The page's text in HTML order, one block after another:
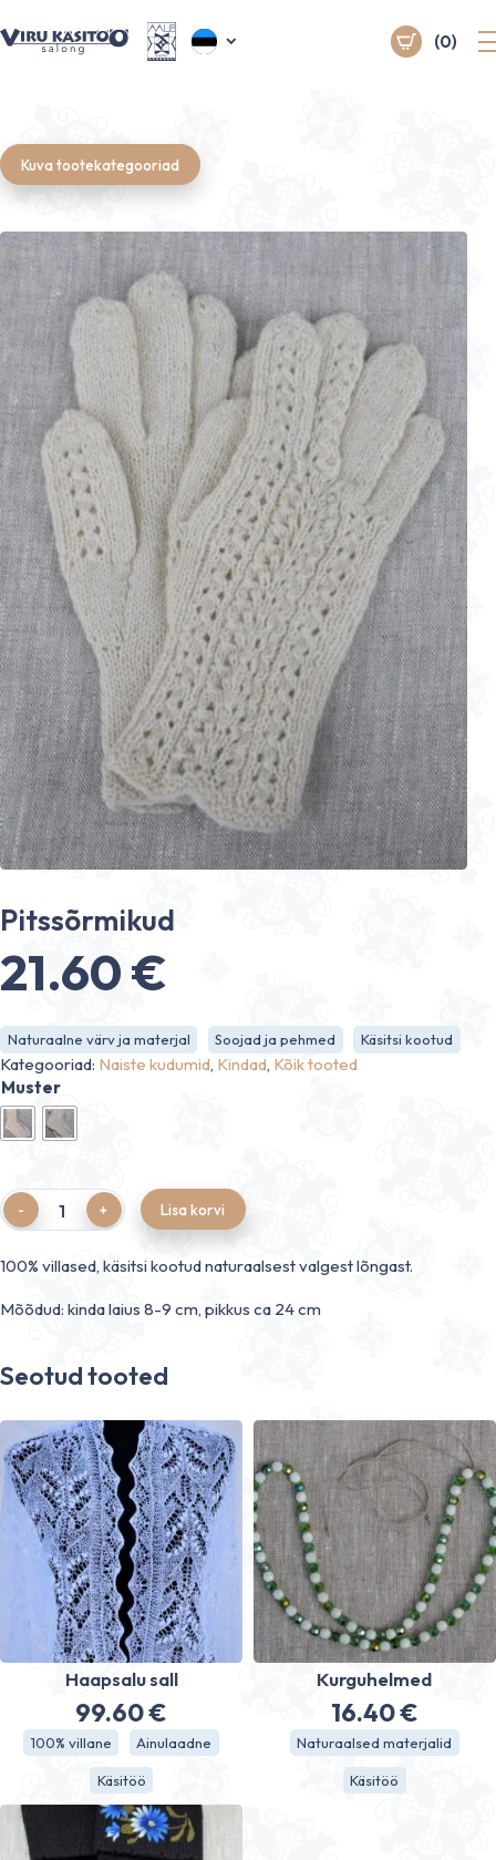
(0)
Kuva tootekategooriad
Pitssõrmikud
21.60€
Naturaalne värv ja materjal Soojad ja pehmed Käsitsi kootud
Kategooriad: Naiste kudumid, Kindad, Kõik tooted
Muster
Quantity Lisa korvi
100% villased, käsitsi kootud naturaalsest valgest lõngast.
Mõõdud: kinda laius 8-9 cm, pikkus ca 24 cm
Seotud tooted
Haapsalu sall
99.60€
100% villane Ainulaadne
Käsitöö
Kurguhelmed
16.40€
Naturaalsed materjalid
Käsitöö